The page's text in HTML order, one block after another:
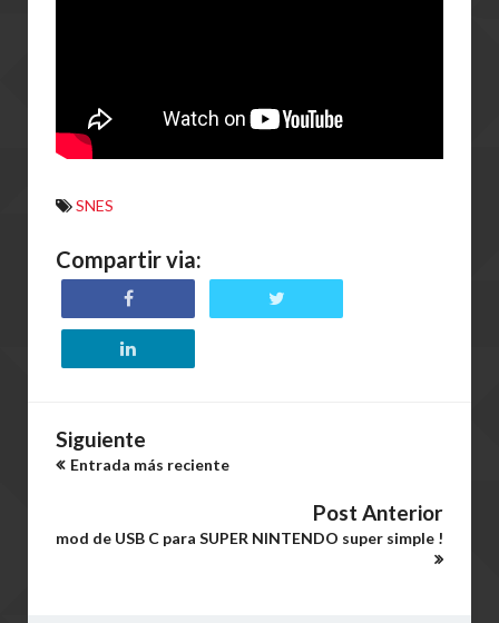
SNES
Compartir via:
Siguiente
Entrada más reciente
Post Anterior
mod de USB C para SUPER NINTENDO super simple !